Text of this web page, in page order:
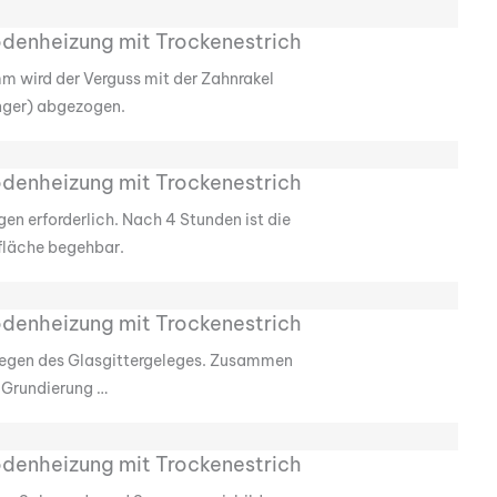
wird der Verguss mit der Zahnrakel
abgezogen.
erforderlich. Nach 4 Stunden ist die
begehbar.
des Glasgittergeleges. Zusammen
…